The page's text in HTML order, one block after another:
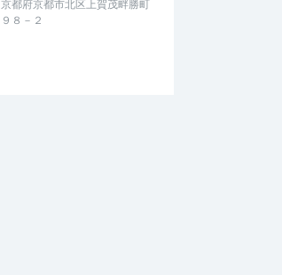
京都府京都市北区上賀茂畔勝町
９８－２